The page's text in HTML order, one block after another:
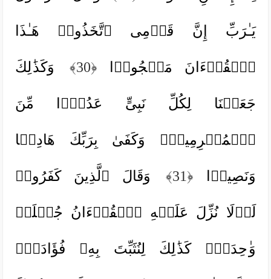
یَـٰرَبِّ إِنَّ قَوۡمِی ٱتَّخَذُوا۟ هَـٰذَا
ٱلۡقُرۡءَانَ مَهۡجُورࣰا ﴿30﴾ وَكَذَ ٰ⁠لِكَ
جَعَلۡنَا لِكُلِّ نَبِیٍّ عَدُوࣰّا مِّنَ
ٱلۡمُجۡرِمِینَۗ وَكَفَىٰ بِرَبِّكَ هَادِیࣰا
وَنَصِیرࣰا ﴿31﴾ وَقَالَ ٱلَّذِینَ كَفَرُوا۟
لَوۡلَا نُزِّلَ عَلَیۡهِ ٱلۡقُرۡءَانُ جُمۡلَةࣰ
وَ ٰ⁠حِدَةࣰۚ كَذَ ٰ⁠لِكَ لِنُثَبِّتَ بِهِۦ فُؤَادَكَۖ